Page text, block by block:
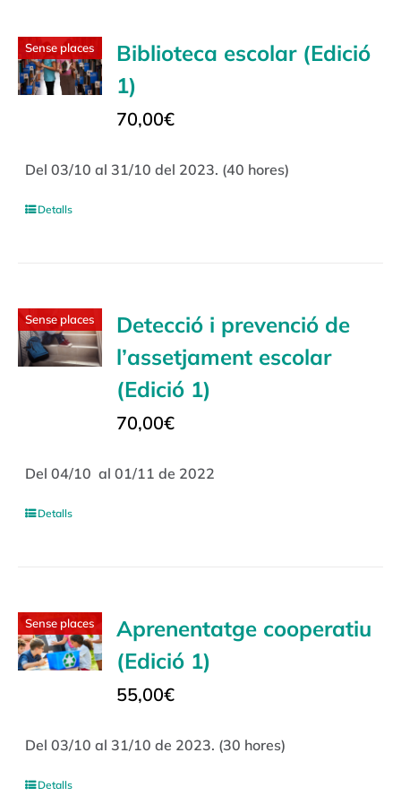
Sense places
Biblioteca escolar (Edició
1)
70,00€
Del 03/10 al 31/10 del 2023. (40 hores)
Detalls
Sense places
Detecció i prevenció de
l’assetjament escolar
(Edició 1)
70,00€
Del 04/10 al 01/11 de 2022
Detalls
Sense places
Aprenentatge cooperatiu
(Edició 1)
55,00€
Del 03/10 al 31/10 de 2023. (30 hores)
Detalls